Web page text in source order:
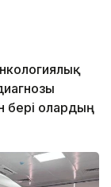
бері олардың